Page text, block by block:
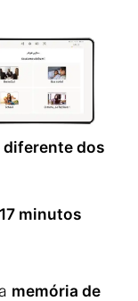
diferente dos
17 minutos
memória de